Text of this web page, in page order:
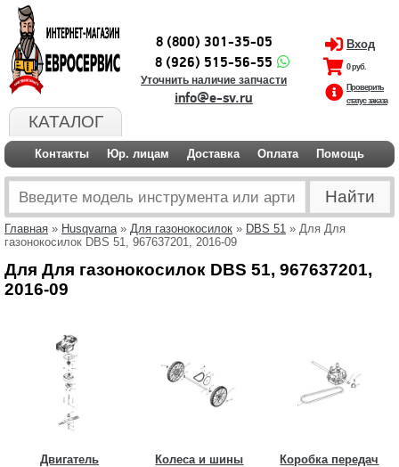
КАТАЛОГ
8 (800) 301-35-05
8 (926) 515-56-55
Уточнить наличие запчасти
info@e-sv.ru
Вход
0 руб.
Проверить
статус заказа
Контакты Юр. лицам Доставка Оплата Помощь
Главная » Husqvarna» Для газонокосилок » DBS 51 » Для Для
газонокосилок DBS 51, 967637201, 2016-09
Для Для газонокосилок DBS 51, 967637201,
2016-09
Двигатель Колеса и шины Коробка передач